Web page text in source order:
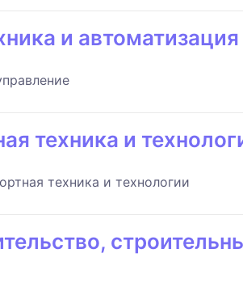
и автоматизация
техника и
техника и технологии